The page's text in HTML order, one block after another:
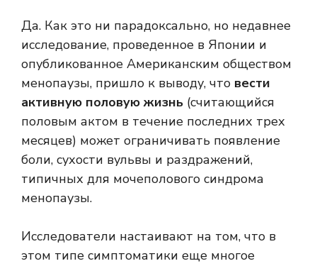
Да. Как это ни парадоксально, но недавнее
исследование, проведенное в Японии и
опубликованное Американским обществом
менопаузы, пришло к выводу, что вести
активную половую жизнь (считающийся
половым актом в течение последних трех
месяцев) может ограничивать появление
боли, сухости вульвы и раздражений,
типичных для мочеполового синдрома
менопаузы.
Исследователи настаивают на том, что в
этом типе симптоматики еще многое